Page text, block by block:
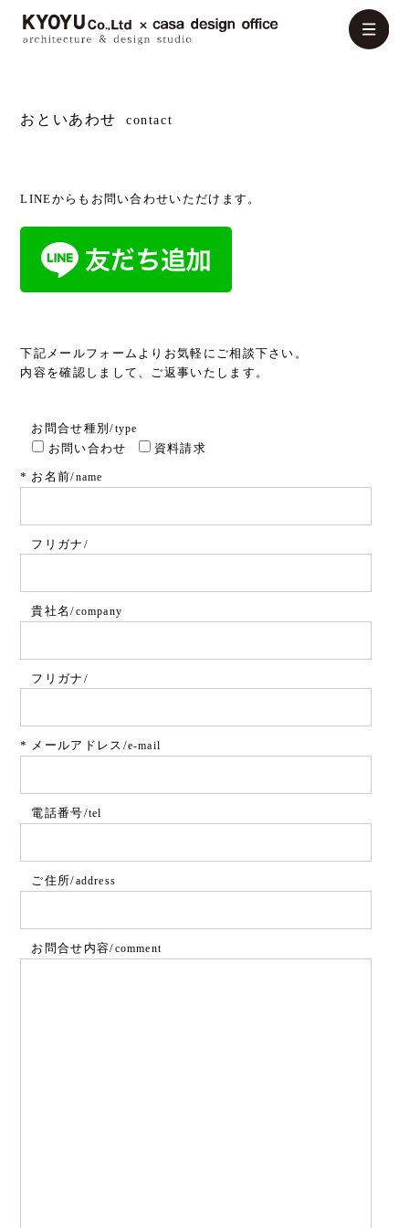
おといあわせ contact
LINEからもお問い合わせいただけます。
下記メールフォームよりお気軽にご相談下さい。
内容を確認しまして、ご返事いたします。
お問合せ種別/type
お問い合わせ 資料請求
* お名前/name
フリガナ/
貴社名/company
フリガナ/
* メールアドレス/e-mail
電話番号/tel
ご住所/address
お問合せ内容/comment